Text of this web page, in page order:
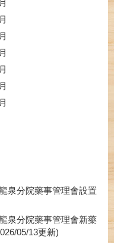
泉分院藥事管理會設置
泉分院藥事管理會新藥
05/13更新)